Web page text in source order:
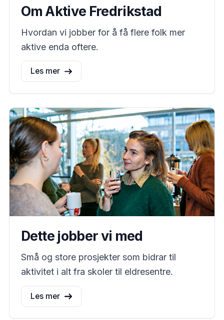
Om Aktive Fredrikstad
Hvordan vi jobber for å få flere folk mer
aktive enda oftere.
Les mer
Dette jobber vi med
Små og store prosjekter som bidrar til
aktivitet i alt fra skoler til eldresentre.
Les mer